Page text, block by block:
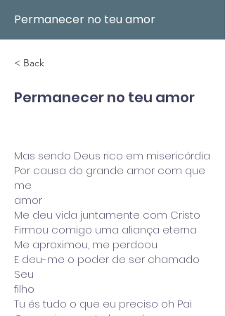
Permanecer no teu amor
< Back
Permanecer no teu amor
Mas sendo Deus rico em misericórdia
Por causa do grande amor com que
me
amor
Me deu vida juntamente com Cristo
Firmou comigo uma aliança eterna
Me aproximou, me perdoou
E deu-me o poder de ser chamado
Seu
filho
Tu és tudo o que eu preciso oh Pai